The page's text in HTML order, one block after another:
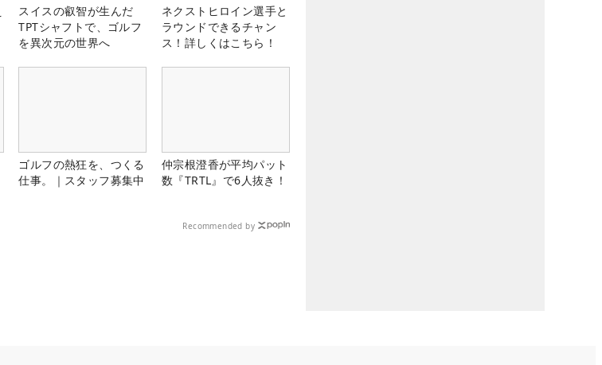
スイスの叡智が生んだ
TPTシャフトで、ゴルフ
を異次元の世界へ
ネクストヒロイン選手と
ラウンドできるチャン
ス！詳しくはこちら！
ゴルフの熱狂を、つくる
仕事。｜スタッフ募集中
仲宗根澄香が平均パット
数『TRTL』で6人抜き！
Recommended by